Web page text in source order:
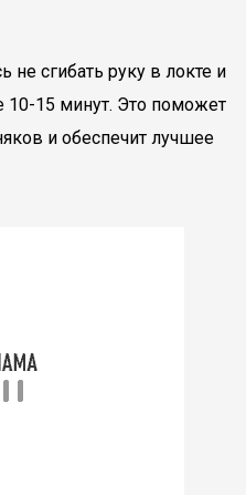
не сгибать руку в локте и
10-15 минут. Это поможет
и обеспечит лучшее